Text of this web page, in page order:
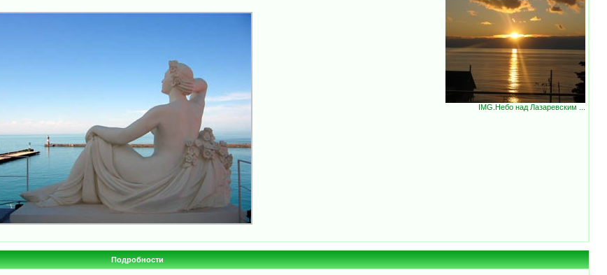
IMG.Небо над Лазаревским ...
Подробности